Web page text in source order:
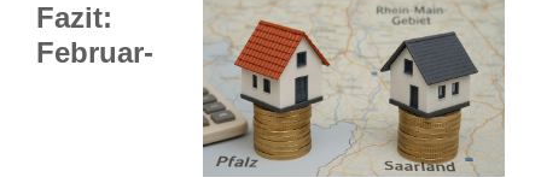
Fazit:
Februar-